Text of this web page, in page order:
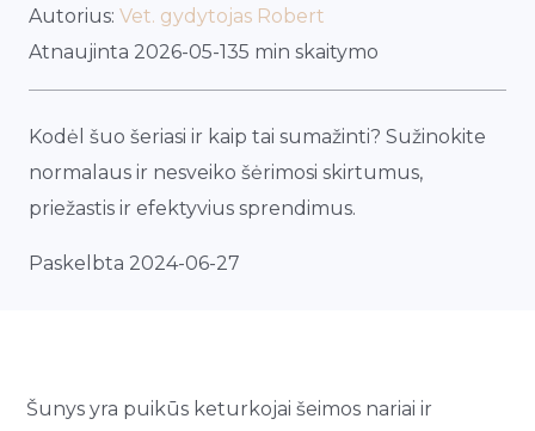
Autorius: Vet. gydytojas Robert
Atnaujinta 2026-05-135 min skaitymo
Kodėl šuo šeriasi ir kaip tai sumažinti? Sužinokite
normalaus ir nesveiko šėrimosi skirtumus,
priežastis ir efektyvius sprendimus.
Paskelbta 2024-06-27
Šunys yra puikūs keturkojai šeimos nariai ir